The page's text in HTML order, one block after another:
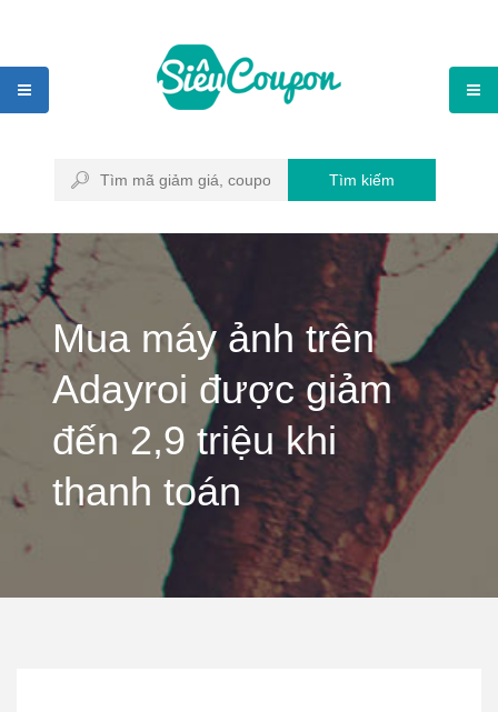
Tìm kiếm
Mua máy ảnh trên
Adayroi được giảm
đến 2,9 triệu khi
thanh toán